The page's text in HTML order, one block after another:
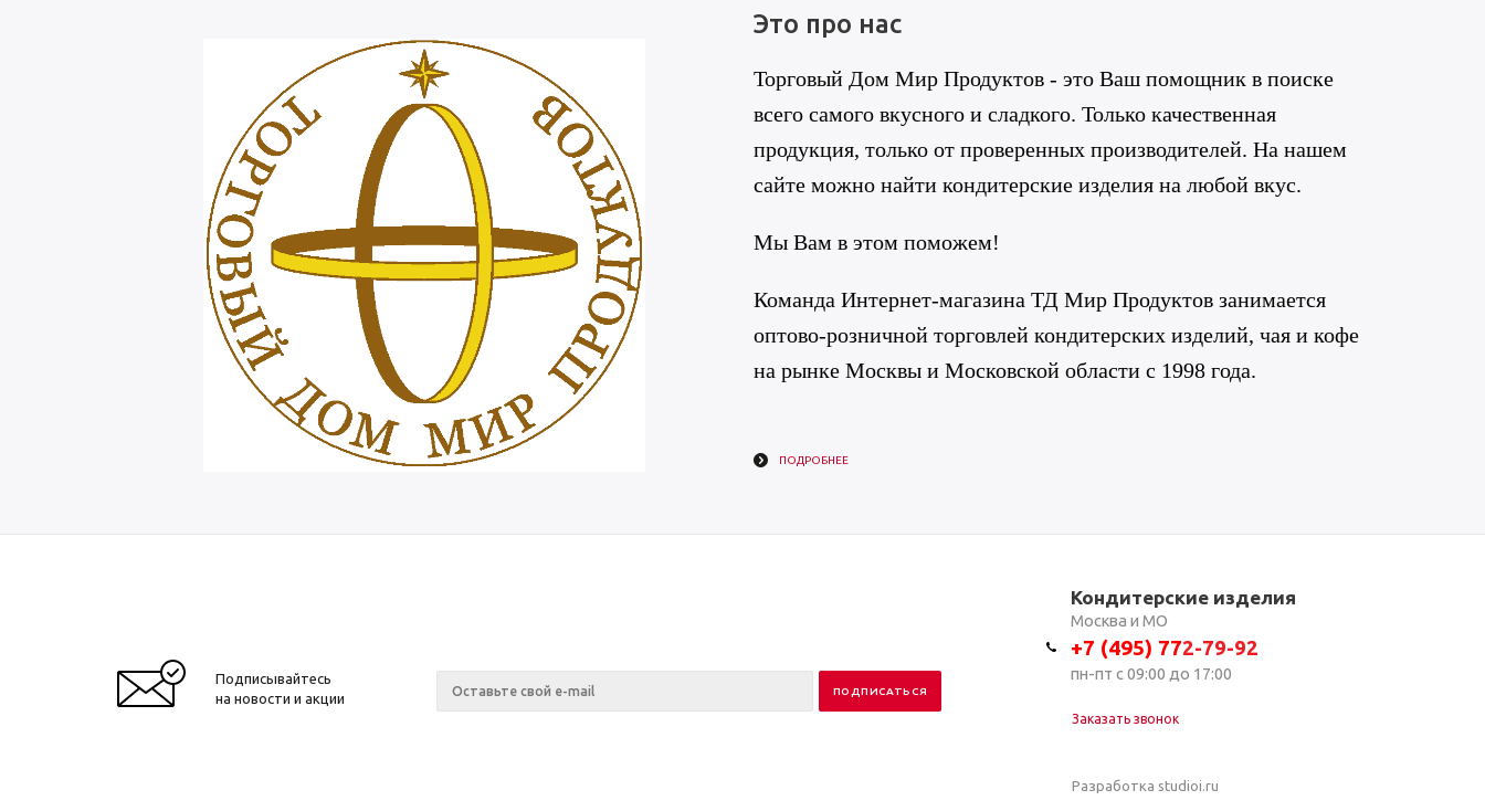
Это про нас
Торговый Дом Мир Продуктов - это Ваш помощник в поиске
всего самого вкусного и сладкого. Только качественная
продукция, только от проверенных производителей. На нашем
сайте можно найти кондитерские изделия на любой вкус.
Мы Вам в этом поможем!
Команда Интернет-магазина ТД Мир Продуктов занимается
оптово-розничной торговлей кондитерских изделий, чая и кофе
на рынке Москвы и Московской области с 1998 года.
ПОДРОБНЕЕ
Подписывайтесь
на новости и акции
Кондитерские изделия
Москва и МО
+7 (495) 772-79-92
пн-пт с 09:00 до 17:00
Заказать звонок
Разработка studioi.ru